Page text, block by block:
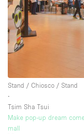
Stand / Chiosco / Stand
∙
Tsim Sha Tsui
Make pop-up dream
mall